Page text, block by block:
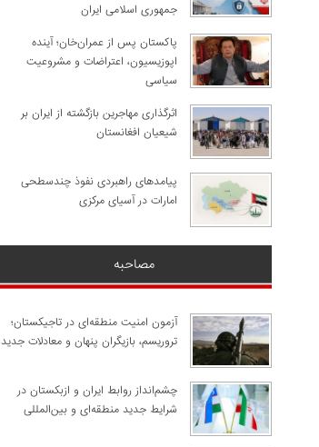
جمهوری اسلامی ایران
پاکستان پس از عمران‌خان؛ آینده
اپوزیسیون، اعتراضات و مشروعیت
سیاسی
اثرگذاری مهاجرین بازگشته از ایران بر
شیعیان افغانستان
پیامدهای راهبردی نفوذ چندسطحی
امارات در آسیای مرکزی
مصاحبه
آزمون امنیت منطقه‌ای در تاجیکستان؛
تروریسم، بازیگران پنهان و معادلات جدید
چشم‌انداز روابط ایران و ازبکستان در
شرایط جدید منطقه‌ای و بین‌المللی